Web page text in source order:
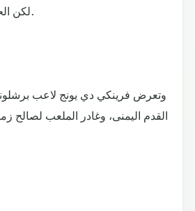
لكن الحكم لم يحتسب شيئا.
وتعرض فرينكي دي يونج لاعب
القدم اليمنى، وغادر الملعب لصالح